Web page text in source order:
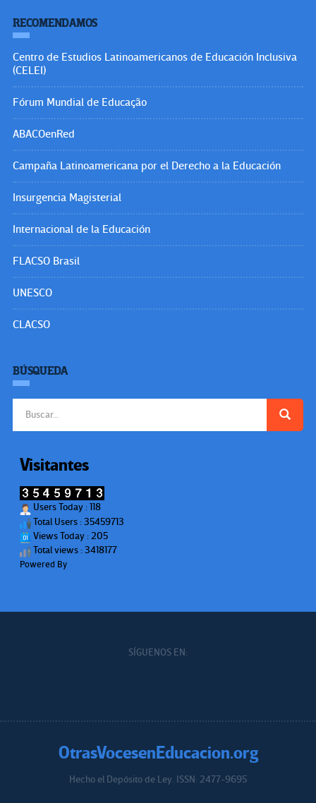
RECOMENDAMOS
Centro de Estudios Latinoamericanos de Educación Inclusiva
(CELEI)
Fórum Mundial de Educação
ABACOenRed
Campaña Latinoamericana por el Derecho a la Educación
Insurgencia Magisterial
Internacional de la Educación
FLACSO Brasil
UNESCO
CLACSO
BÚSQUEDA
Visitantes
Users Today : 118
Total Users : 35459713
Views Today : 205
Total views : 3418177
Powered By
SÍGUENOS EN:
OtrasVocesenEducacion.org
Hecho el Depósito de Ley. ISSN: 2477-9695